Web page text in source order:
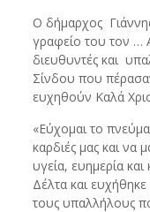
Ο δήμαρχος
γραφείο του τον …
διευθυντές και
Σίνδου που
ευχηθούν Καλά
«Εύχομαι το
καρδιές μας και να
υγεία, ευημερία
Δέλτα και
τους υπαλλήλους